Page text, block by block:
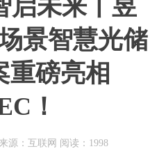
启未来丨昱
景智慧光储
重磅亮相
！
源：互联网 阅读：1998